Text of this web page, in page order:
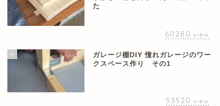
た
60280 view
4
ガレージ棚DIY 憧れガレージのワー
クスペース作り その1
53520 view